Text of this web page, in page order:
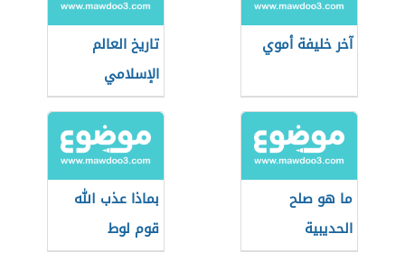
آخر خليفة أموي
تاريخ العالم
الإسلامي
ما هو صلح
الحديبية
بماذا عذب الله
قوم لوط